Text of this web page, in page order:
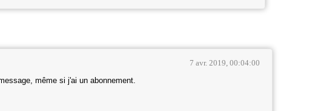
7 avr. 2019, 00:04:00
même si j'ai un abonnement.